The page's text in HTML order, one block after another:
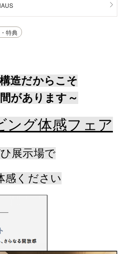
特典
造だからこそ
があります～
ング体感フェア
展示場で
感ください